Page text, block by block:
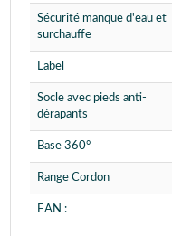
Sécurité manque d'eau et
surchauffe
Label
Socle avec pieds anti-
dérapants
Base 360°
Range Cordon
EAN :